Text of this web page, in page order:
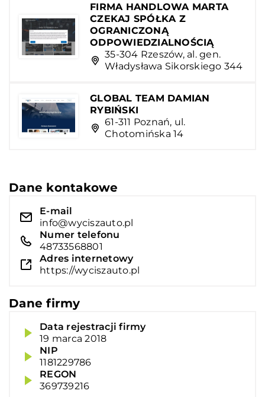
FIRMA HANDLOWA MARTA
CZEKAJ SPÓŁKA Z
OGRANICZONĄ
ODPOWIEDZIALNOŚCIĄ
35-304 Rzeszów, al. gen.
Władysława Sikorskiego 344
GLOBAL TEAM DAMIAN
RYBIŃSKI
61-311 Poznań, ul.
Chotomińska 14
Dane kontakowe
E-mail
info@wyciszauto.pl
Numer telefonu
48733568801
Adres internetowy
https://wyciszauto.pl
Dane firmy
Data rejestracji firmy
19 marca 2018
NIP
1181229786
REGON
369739216